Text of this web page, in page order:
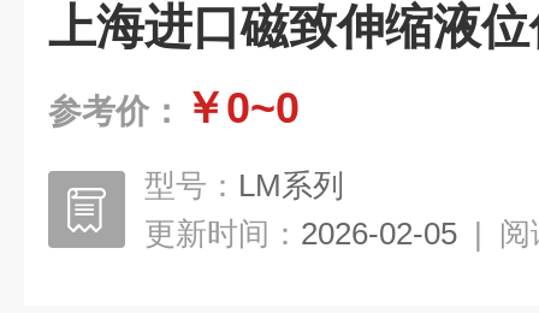
上海进口磁致伸缩液
参考价： ￥0~0
型号： LM系列
更新时间： 2026-02-05 | 阅